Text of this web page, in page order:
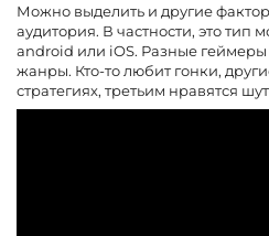
Можно выделить и другие
аудитория. В частности, это тип
android или iOS. Разные
жанры. Кто-то любит гонки,
стратегиях, третьим нравятся